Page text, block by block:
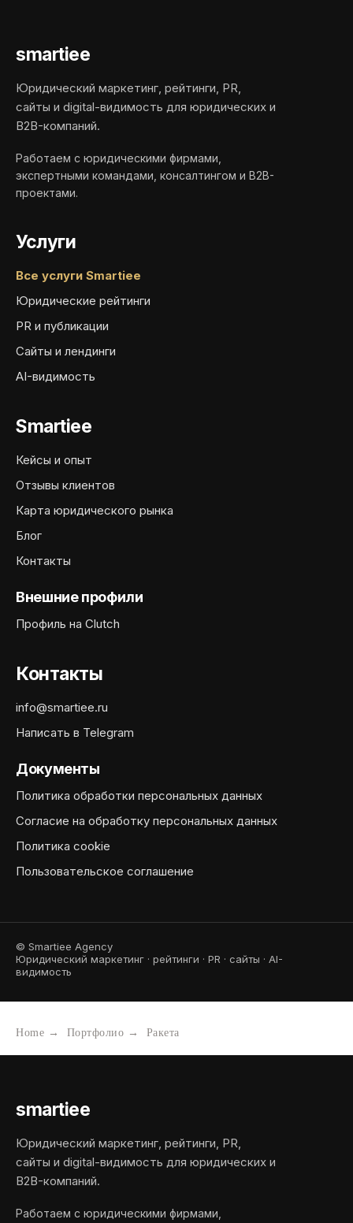
smartiee
Юридический маркетинг, рейтинги, PR,
сайты и digital-видимость для юридических и
B2B-компаний.
Работаем с юридическими фирмами,
экспертными командами, консалтингом и B2B-
проектами.
Услуги
Все услуги Smartiee
Юридические рейтинги
PR и публикации
Сайты и лендинги
AI-видимость
Smartiee
Кейсы и опыт
Отзывы клиентов
Карта юридического рынка
Блог
Контакты
Внешние профили
Профиль на Clutch
Контакты
info@smartiee.ru
Написать в Telegram
Документы
Политика обработки персональных данных
Согласие на обработку персональных данных
Политика cookie
Пользовательское соглашение
© Smartiee Agency
Юридический маркетинг · рейтинги · PR · сайты · AI-
видимость
Home → Портфолио → Ракета
smartiee
Юридический маркетинг, рейтинги, PR,
сайты и digital-видимость для юридических и
B2B-компаний.
Работаем с юридическими фирмами,